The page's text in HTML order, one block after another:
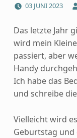
03 JUNI2023
Das letzte Jahr
wird mein
passiert, aber
Handy
Ich habe das
und schreibe
Vielleicht wird
Geburtstag und